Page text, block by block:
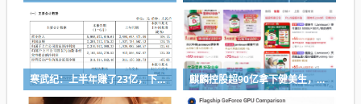
寒武纪：上半年赚了23亿，下半年要看交付 麒麟控股超90亿拿下健美生，为何超300亿资本一周内“疯抢”VMS？